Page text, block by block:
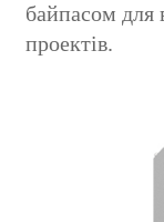
байпасом для
проектів.